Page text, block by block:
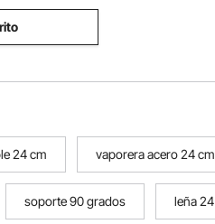
24 cm vaporera acero 24 cm
soporte 90 grados leña 24